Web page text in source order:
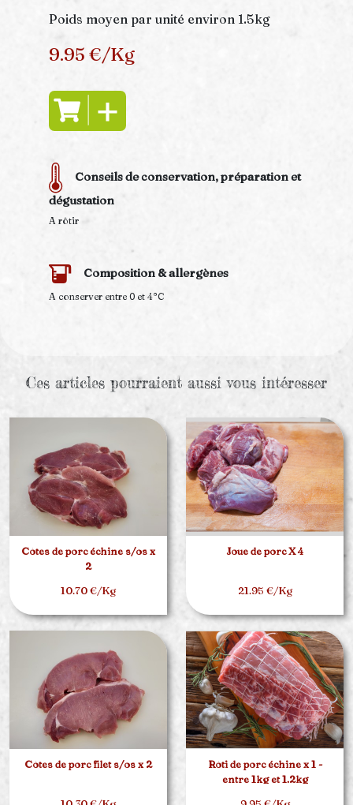
Poids moyen par unité environ 1.5kg
9.95 €/Kg
Conseils de conservation, préparation et
dégustation
A rôtir
Composition & allergènes
A conserver entre 0 et 4°C
Ces articles pourraient aussi vous intéresser
Côtes de porc échine s/os x
2
10.70 €/Kg
Joue de porc X 4
21.95 €/Kg
Côtes de porc filet s/os x 2
Rôti de porc échine x 1 -
entre 1kg et 1.2kg